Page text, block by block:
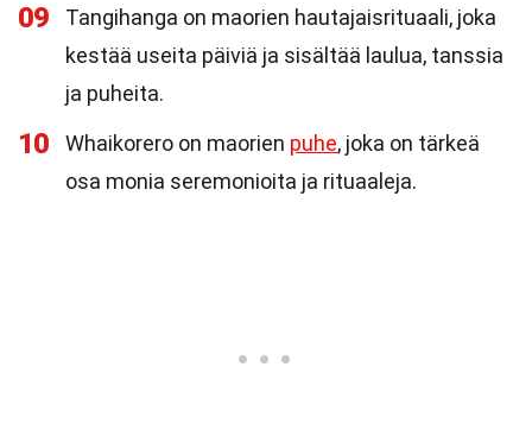
09
Tangihanga on maorien hautajaisrituaali, joka
kestää useita päiviä ja sisältää laulua, tanssia
ja puheita.
10 Whaikorero on maorien puhe, joka on tärkeä
osa monia seremonioita ja rituaaleja.